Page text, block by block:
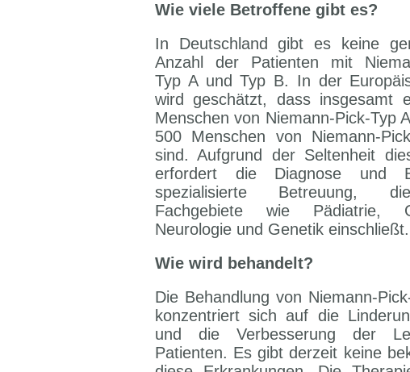
Wie viele Betroffene gibt es?
In Deutschland gibt es keine
Anzahl der Patienten mit
Typ A und Typ B. In der
wird geschätzt, dass insgesamt
Menschen von Niemann-Pick-Typ
500 Menschen von Niemann-
sind. Aufgrund der Seltenheit
erfordert die Diagnose und
spezialisierte Betreuung,
Fachgebiete wie Pädiatrie,
Neurologie und Genetik einschließt.
Wie wird behandelt?
Die Behandlung von Niemann-
konzentriert sich auf die
und die Verbesserung der
Patienten. Es gibt derzeit keine